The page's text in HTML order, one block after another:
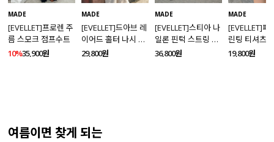
MADE
[EVELLET]프로렌 주
름 스모크 점프수트
10%35,900원
MADE
[EVELLET]드아브 레
이어드 홀터 나시 가
디건 티셔츠
29,800원
MADE
[EVELLET]스티아 나
일론 핀턱 스트링 커
브드 밴딩팬츠
36,800원
MADE
[EVELLET]페
린팅 티셔츠
19,800원
여름이면 찾게 되는